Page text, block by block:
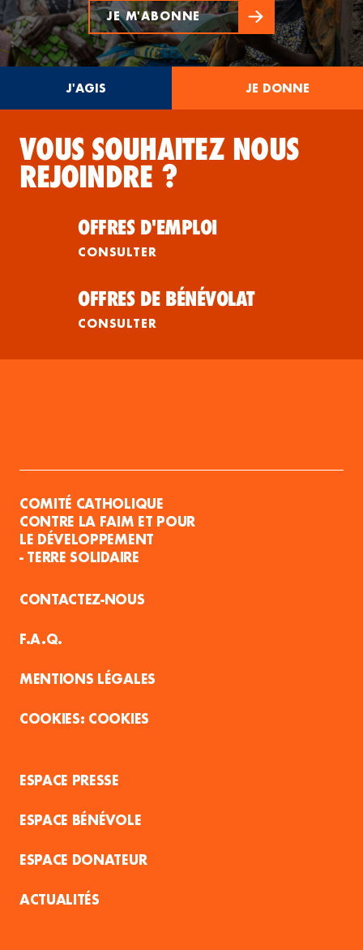
JE M'ABONNE
J'AGIS JE DONNE
VOUS SOUHAITEZ NOUS
REJOINDRE ?
OFFRES D'EMPLOI
CONSULTER
OFFRES DE BÉNÉVOLAT
CONSULTER
COMITÉ CATHOLIQUE
CONTRE LA FAIM ET POUR
LE DÉVELOPPEMENT
- TERRE SOLIDAIRE
CONTACTEZ-NOUS
F.A.Q.
MENTIONS LÉGALES
COOKIES
ESPACE PRESSE
ESPACE BÉNÉVOLE
ESPACE DONATEUR
ACTUALITÉS